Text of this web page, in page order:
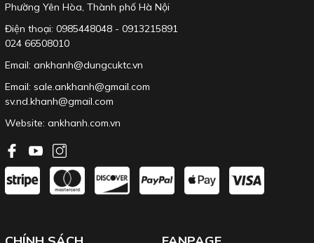
Phường Yên Hòa, Thành phố Hà Nội
Điện thoại: 0985448048 - 0913215891
024 66508010
Email: ankhanh@dungcuktc.vn
Email: sale.ankhanh@gmail.com
sv.nd.khanh@gmail.com
Website: ankhanh.com.vn